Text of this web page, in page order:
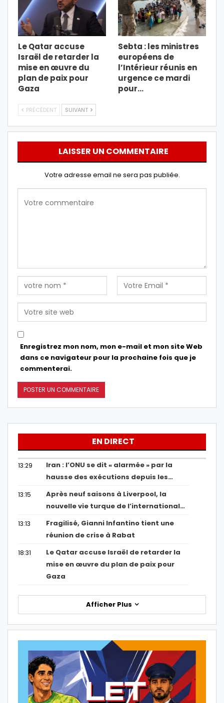
Le Qatar accuse
Israël de retarder la
mise en œuvre du
plan de paix pour
Gaza
Sebta : les ministres
européens de
l’Intérieur réunis en
urgence ce mardi
pour…
PRÉCÉDENT SUIVANT
LAISSER UN COMMENTAIRE
Votre adresse email ne sera pas publiée.
Enregistrez mon nom, mon e-mail et mon site Web
dans ce navigateur pour la prochaine fois que je
commenterai.
EN DIRECT
13:29
Iran : l’ONU se dit « alarmée » par la
hausse des exécutions depuis les…
13:15
Après neuf saisons à Liverpool, la
nouvelle vie turque de l’international…
13:13
Fragilisé, Gianni Infantino tient une
réunion de crise à Rabat
18:31
Le Qatar accuse Israël de retarder la
mise en œuvre du plan de paix pour
Gaza
Afficher Plus